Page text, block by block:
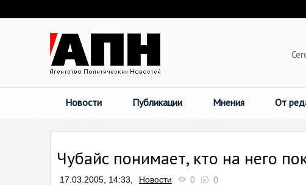
Новости Публикации Мнения От
Чубайс понимает, кто на него
17.03.2005, 14:33, Новости 0 0